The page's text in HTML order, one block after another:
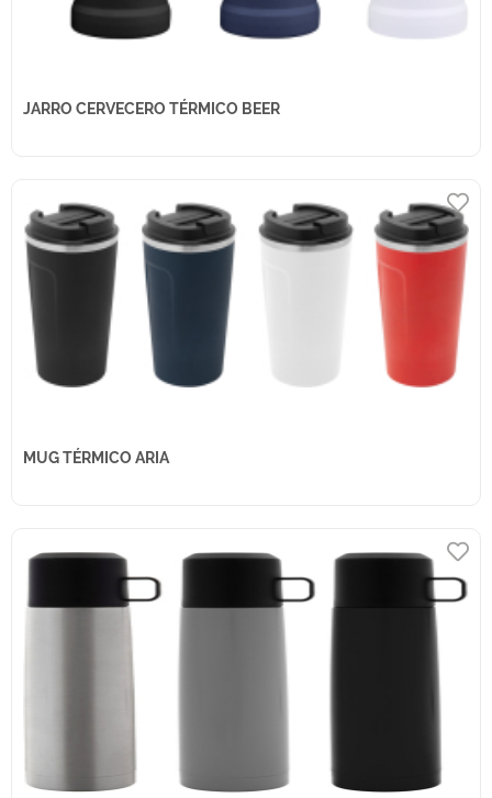
JARRO CERVECERO TÉRMICO BEER
MUG TÉRMICO ARIA